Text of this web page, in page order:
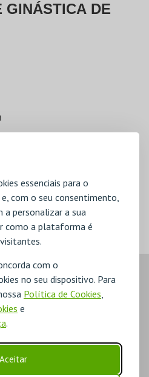
essenciais para o
com o seu consentimento,
a personalizar a sua
como a plataforma é
com o
no seu dispositivo. Para
Política de Cookies
e
.
Aceitar
GINÁSTICA DE